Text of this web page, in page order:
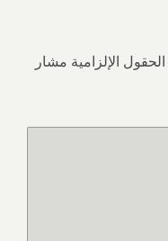
الحقول الإلزامية مشار